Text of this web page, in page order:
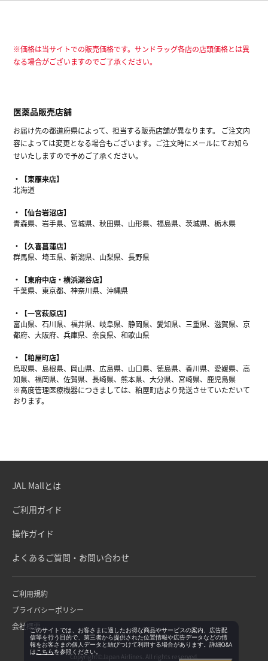
※価格は当サイトでの販売価格です。サンドラッグ各店の店頭価格とは異
なる場合がございますのでご了承ください。
医薬品販売店舗
お届け先の都道府県によって、担当する販売店舗が異なります。 ご注文内
容によっては変更となる場合もございます。ご注文時にメールにてお知ら
せいたしますので予めご了承ください。
【東雁来店】
北海道
【仙台岩沼店】
青森県、岩手県、宮城県、秋田県、山形県、福島県、茨城県、栃木県
【久喜菖蒲店】
群馬県、埼玉県、新潟県、山梨県、長野県
【東府中店・横浜瀬谷店】
千葉県、東京都、神奈川県、沖縄県
【一宮萩原店】
富山県、石川県、福井県、岐阜県、静岡県、愛知県、三重県、滋賀県、京
都府、大阪府、兵庫県、奈良県、和歌山県
【粕屋町店】
鳥取県、島根県、岡山県、広島県、山口県、徳島県、香川県、愛媛県、高
知県、福岡県、佐賀県、長崎県、熊本県、大分県、宮崎県、鹿児島県
※高度管理医療機器につきましては、粕屋町店より発送させていただいて
おります。
JAL Mallとは
ご利用ガイド
操作ガイド
よくあるご質問・お問い合わせ
ご利用規約
プライバシーポリシー
会社概要
Copyright©Japan Airlines. All rights reserved.
このサイトでは、お客さまに適したお得な商品やサービスの案内、広告配
信等を行う目的で、第三者から提供された位置情報や広告データなどの情
報をお客さまの個人データと結びつけて利用する場合があります。詳細Q&A
は こちらを参照ください。